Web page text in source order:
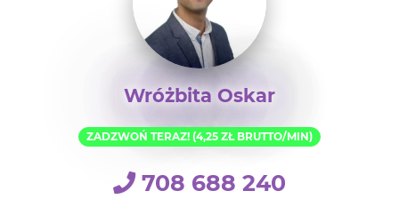
Wróżbita Oskar
ZADZWOŃ TERAZ! (4,25 ZŁ BRUTTO/MIN)
708 688 240